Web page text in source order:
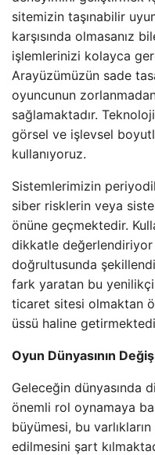
sitemizin taşınabilir
karşısında olmasanız
işlemlerinizi kolayca
Arayüzümüzün sade
oyuncunun zorlanmadan
sağlamaktadır.
görsel ve işlevsel
kullanıyoruz.
Sistemlerimizin
siber risklerin veya
önüne geçmektedir.
dikkatle
doğrultusunda
fark yaratan bu yenilikçi
ticaret sitesi olmaktan
üssü haline
Oyun Dünyasının
Geleceğin dünyasında
önemli rol oynamaya
büyümesi, bu
edilmesini şart